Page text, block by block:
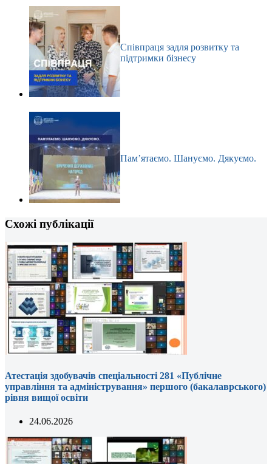
Співпраця задля розвитку та
підтримки бізнесу
Пам’ятаємо. Шануємо. Дякуємо.
Схожі публікації
Атестація здобувачів спеціальності 281 «Публічне
управління та адміністрування» першого (бакалаврського)
рівня вищої освіти
24.06.2026